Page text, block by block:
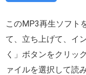
このMP3再生ソフト
て、立ち上げて、イ
く」ボタンをクリッ
ァイルを選択して読